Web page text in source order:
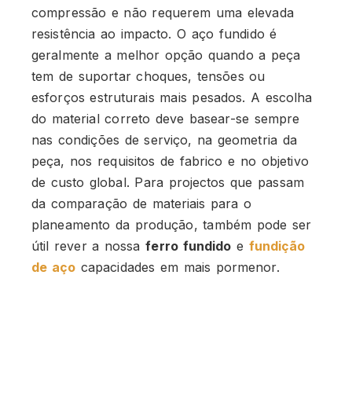
compressão e não requerem uma elevada
resistência ao impacto. O aço fundido é
geralmente a melhor opção quando a peça
tem de suportar choques, tensões ou
esforços estruturais mais pesados. A escolha
do material correto deve basear-se sempre
nas condições de serviço, na geometria da
peça, nos requisitos de fabrico e no objetivo
de custo global. Para projectos que passam
da comparação de materiais para o
planeamento da produção, também pode ser
útil rever a nossaferro fundido e fundição
de aço capacidades em mais pormenor.